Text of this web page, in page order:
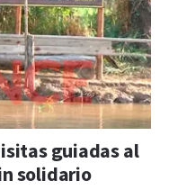
guiadas al
solidario